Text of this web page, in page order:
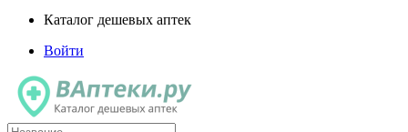
Каталог дешевых аптек
Войти